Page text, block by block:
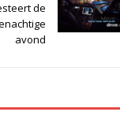
de
avond